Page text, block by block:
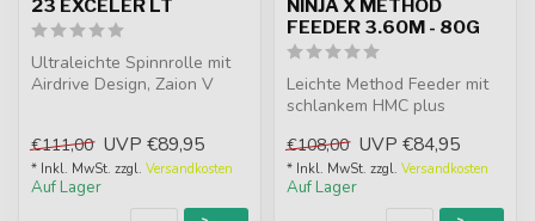
23 EXCELER LT
Ultraleichte Spinnrolle mit
Airdrive Design, Zaion V
€111,00 UVP €89,95
* Inkl. MwSt. zzgl. Versandkosten
Auf Lager
NINJA X METHOD
FEEDER 3.60M - 80G
Leichte Method Feeder mit
schlankem HMC plus
praezise W...
€108,00 UVP €84,95
* Inkl. MwSt. zzgl. Versandkosten
Auf Lager